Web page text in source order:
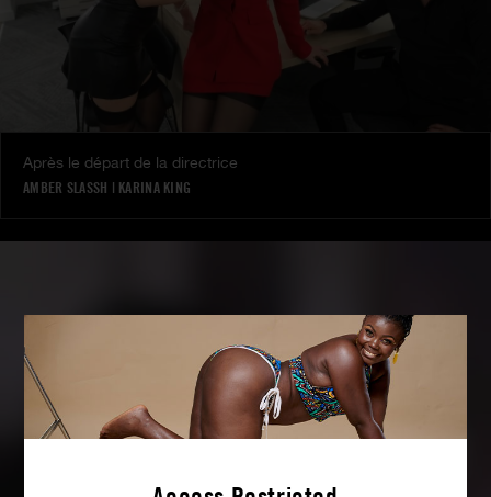
Après le départ de la directrice
AMBER SLASSH | KARINA KING